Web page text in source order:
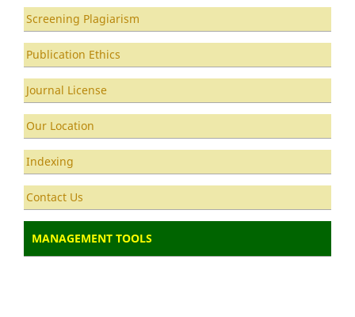
Screening Plagiarism
Publication Ethics
Journal License
Our Location
Indexing
Contact Us
MANAGEMENT TOOLS